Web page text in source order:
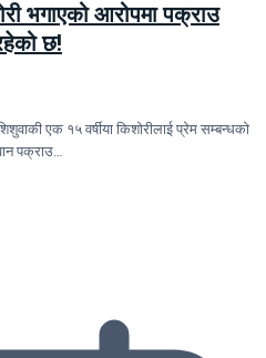
भगाएको आरोपमा पक्राउ
छ!
एक १५ वर्षीया किशोरीलाई प्रेम सम्बन्धको
पक्राउ…